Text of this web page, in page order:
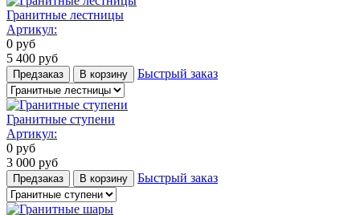
Гранитные лестницы
Артикул:
0 руб
5 400 руб
Предзаказ В корзину Быстрый заказ
Гранитные ступени
Артикул:
0 руб
3 000 руб
Предзаказ В корзину Быстрый заказ